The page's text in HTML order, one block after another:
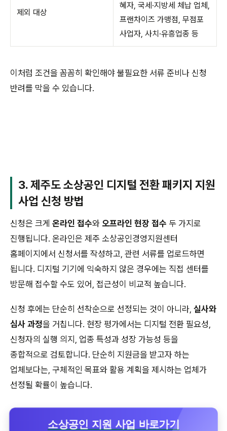
제외 대상
혜자, 국세·지방세 체납 업체,
프랜차이즈 가맹점, 무점포
사업자, 사치·유흥업종 등
이처럼 조건을 꼼꼼히 확인해야 불필요한 서류 준비나 신청
반려를 막을 수 있습니다.
3. 제주도 소상공인 디지털 전환 패키지 지원
사업 신청 방법
신청은 크게 온라인 접수와 오프라인 현장 접수 두 가지로
진행됩니다. 온라인은 제주 소상공인경영지원센터
홈페이지에서 신청서를 작성하고, 관련 서류를 업로드하면
됩니다. 디지털 기기에 익숙하지 않은 경우에는 직접 센터를
방문해 접수할 수도 있어, 접근성이 비교적 높습니다.
신청 후에는 단순히 선착순으로 선정되는 것이 아니라, 실사와
심사 과정을 거칩니다. 현장 평가에서는 디지털 전환 필요성,
신청자의 실행 의지, 업종 특성과 성장 가능성 등을
종합적으로 검토합니다. 단순히 지원금을 받고자 하는
업체보다는, 구체적인 목표와 활용 계획을 제시하는 업체가
선정될 확률이 높습니다.
소상공인 지원 사업 바로가기